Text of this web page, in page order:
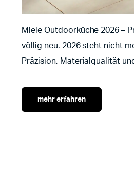
Miele Outdoorküche 2026 –
völlig neu. 2026 steht nicht
Präzision, Materialqualität
mehr erfahren